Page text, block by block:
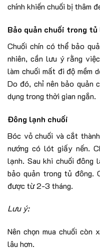
chính khiến chuối bị thâm
Bảo quản chuối trong tủ
Chuối chín có thể bảo
nhiên, cần lưu ý rằng
làm chuối mất đi độ mềm
Do đó, chỉ nên bảo quản
dụng trong thời gian ngắn.
Đông lạnh chuối
Bóc vỏ chuối và cắt
nướng có lót giấy nến.
lạnh. Sau khi chuối đông
bảo quản trong tủ đông.
được từ 2-3 tháng.
Lưu ý:
Nên chọn mua chuối còn
lâu hơn.